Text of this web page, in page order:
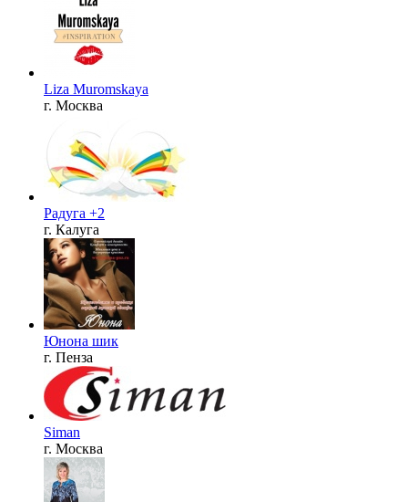
Liza Muromskaya
г. Москва
Радуга +2
г. Калуга
Юнона шик
г. Пенза
Siman
г. Москва